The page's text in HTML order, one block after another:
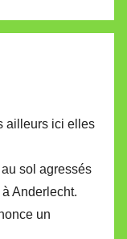
ailleurs ici elles
sol agressés
Anderlecht.
un